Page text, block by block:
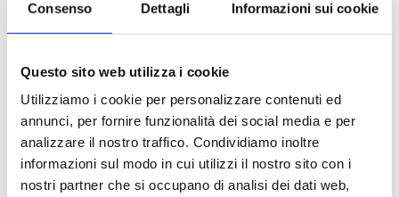
Consenso Dettagli Informazioni sui cookie
Questo sito web utilizza i cookie
Utilizziamo i cookie per personalizzare contenuti ed
annunci, per fornire funzionalità dei social media e per
analizzare il nostro traffico. Condividiamo inoltre
informazioni sul modo in cui utilizzi il nostro sito con i
nostri partner che si occupano di analisi dei dati web,
Le quote di servizio (mance)
Il trattamento di pensione completa a bordo (colazione,
Bevande a dispenser, serata di Gala con menù
La partecipazione a tutte le attività di animazione
(giochi, concorsi, tornei, feste, serate a tema).
Gli spettacoli musicali o di cabaret nel teatro di bordo, i
balli e le feste in programma tutte le sere durante la
crociera.